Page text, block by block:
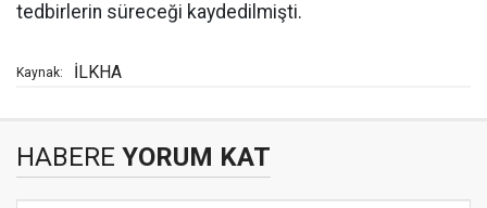
tedbirlerin süreceği kaydedilmişti.
Kaynak: İLKHA
HABERE YORUM KAT